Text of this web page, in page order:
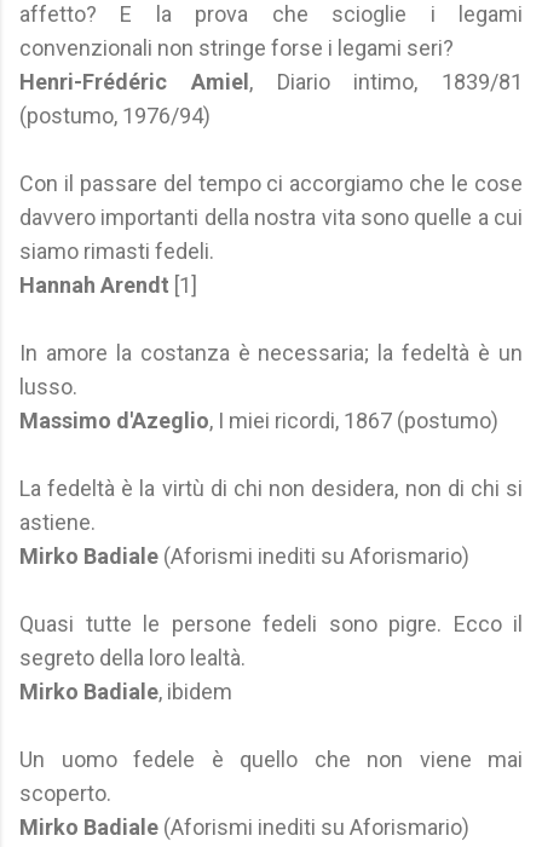
affetto? E la prova che scioglie i legami
convenzionali non stringe forse i legami seri?
Henri-Frédéric Amiel , Diario intimo, 1839/81
(postumo, 1976/94)
Con il passare del tempo ci accorgiamo che le cose
davvero importanti della nostra vita sono quelle a cui
siamo rimasti fedeli.
Hannah Arendt [1]
In amore la costanza è necessaria; la fedeltà è un
lusso.
Massimo d'Azeglio, I miei ricordi, 1867 (postumo)
La fedeltà è la virtù di chi non desidera, non di chi si
astiene.
Mirko Badiale (Aforismi inediti su Aforismario)
Quasi tutte le persone fedeli sono pigre. Ecco il
segreto della loro lealtà.
Mirko Badiale, ibidem
Un uomo fedele è quello che non viene mai
scoperto.
Mirko Badiale (Aforismi inediti su Aforismario)